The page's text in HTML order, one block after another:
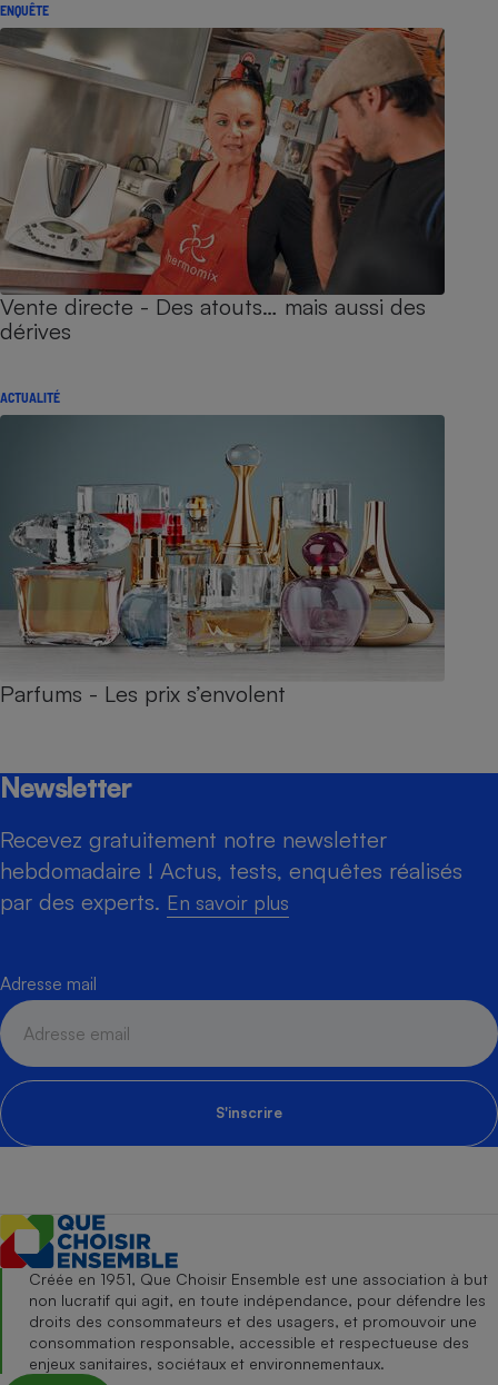
ENQUÊTE
Vente directe - Des atouts… mais aussi des
dérives
ACTUALITÉ
Parfums - Les prix s’envolent
Newsletter
Recevez gratuitement notre newsletter
hebdomadaire ! Actus, tests, enquêtes réalisés
par des experts. En savoir plus
Adresse mail
S'inscrire
Créée en 1951, Que Choisir Ensemble est une association à but
non lucratif qui agit, en toute indépendance, pour défendre les
droits des consommateurs et des usagers, et promouvoir une
consommation responsable, accessible et respectueuse des
enjeux sanitaires, sociétaux et environnementaux.